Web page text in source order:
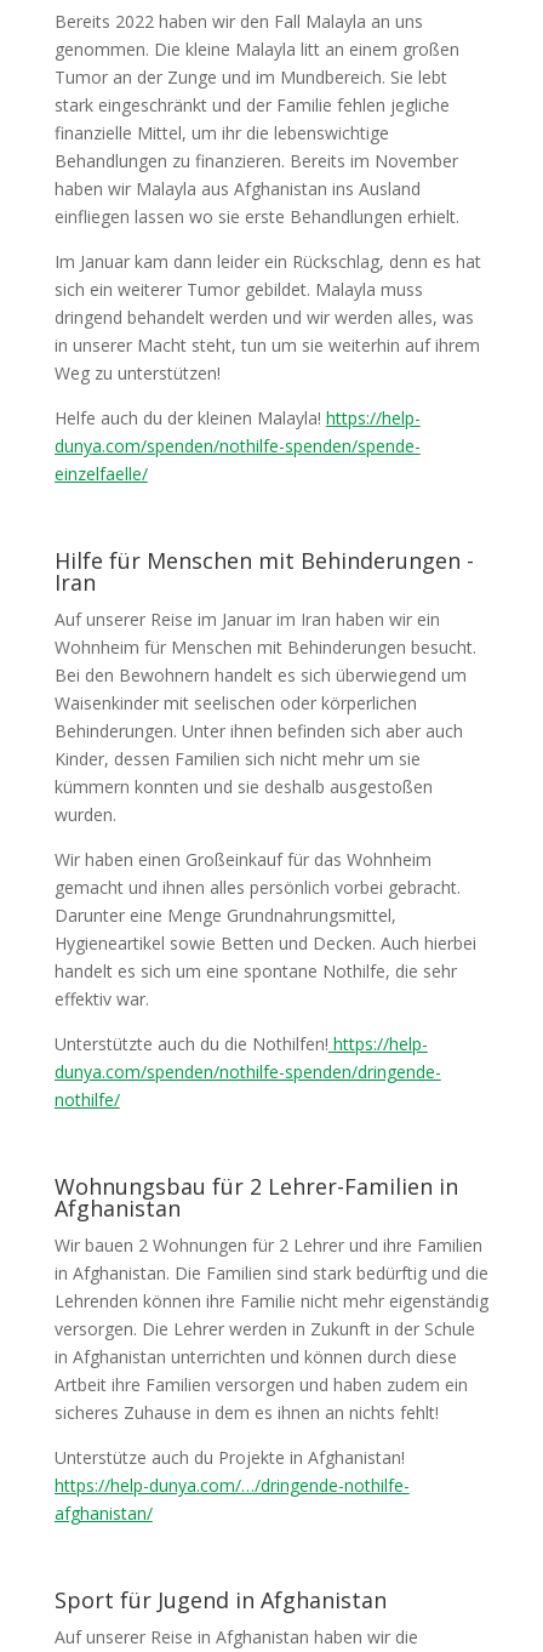
Bereits 2022 haben wir den Fall Malayla an uns
genommen. Die kleine Malayla litt an einem großen
Tumor an der Zunge und im Mundbereich. Sie lebt
stark eingeschränkt und der Familie fehlen jegliche
finanzielle Mittel, um ihr die lebenswichtige
Behandlungen zu finanzieren. Bereits im November
haben wir Malayla aus Afghanistan ins Ausland
einfliegen lassen wo sie erste Behandlungen erhielt.
Im Januar kam dann leider ein Rückschlag, denn es hat
sich ein weiterer Tumor gebildet. Malayla muss
dringend behandelt werden und wir werden alles, was
in unserer Macht steht, tun um sie weiterhin auf ihrem
Weg zu unterstützen!
Helfe auch du der kleinen Malayla! https://help-
dunya.com/spenden/nothilfe-spenden/spende-
einzelfaelle/
Hilfe für Menschen mit Behinderungen -
Iran
Auf unserer Reise im Januar im Iran haben wir ein
Wohnheim für Menschen mit Behinderungen besucht.
Bei den Bewohnern handelt es sich überwiegend um
Waisenkinder mit seelischen oder körperlichen
Behinderungen. Unter ihnen befinden sich aber auch
Kinder, dessen Familien sich nicht mehr um sie
kümmern konnten und sie deshalb ausgestoßen
wurden.
Wir haben einen Großeinkauf für das Wohnheim
gemacht und ihnen alles persönlich vorbei gebracht.
Darunter eine Menge Grundnahrungsmittel,
Hygieneartikel sowie Betten und Decken. Auch hierbei
handelt es sich um eine spontane Nothilfe, die sehr
effektiv war.
Unterstützte auch du die Nothilfen! https://help-
dunya.com/spenden/nothilfe-spenden/dringende-
nothilfe/
Wohnungsbau für 2 Lehrer-Familien in
Afghanistan
Wir bauen 2 Wohnungen für 2 Lehrer und ihre Familien
in Afghanistan. Die Familien sind stark bedürftig und die
Lehrenden können ihre Familie nicht mehr eigenständig
versorgen. Die Lehrer werden in Zukunft in der Schule
in Afghanistan unterrichten und können durch diese
Artbeit ihre Familien versorgen und haben zudem ein
sicheres Zuhause in dem es ihnen an nichts fehlt!
Unterstütze auch du Projekte in Afghanistan!
https://help-dunya.com/…/dringende-nothilfe-
afghanistan/
Sport für Jugend in Afghanistan
Auf unserer Reise in Afghanistan haben wir die